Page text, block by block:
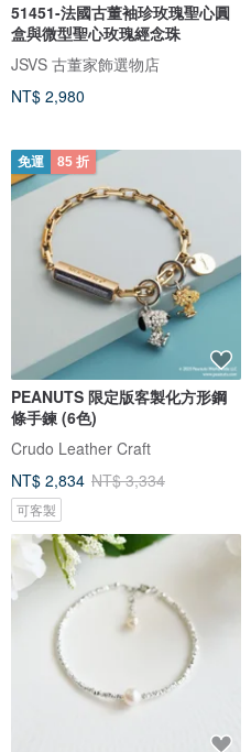
51451-法國古董袖珍玫瑰聖心圓
盒與微型聖心玫瑰經念珠
JSVS 古董家飾選物店
NT$ 2,980
免運 85 折
PEANUTS 限定版客製化方形鋼
條手鍊 (6色)
Crudo Leather Craft
NT$ 2,834 NT$ 3,334
可客製